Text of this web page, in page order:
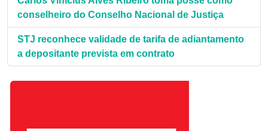
conselheiro do Conselho Nacional de Justiça
STJ reconhece validade de tarifa de adiantamento
a depositante prevista em contrato